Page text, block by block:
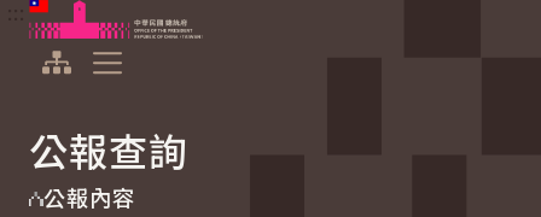
跳到主要內容
中華民國總統府
公報查詢
公報內容